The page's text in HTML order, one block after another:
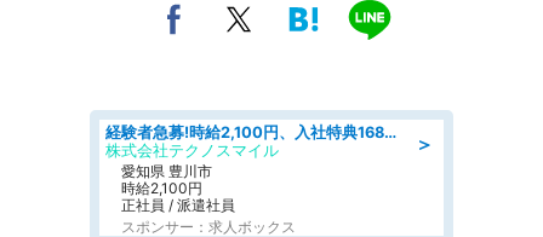
＞
経験者急募!時給2,100円、入社特典168万円の自動車製造業務/トヨタ自動車/tutumi
株式会社テクノスマイル
愛知県 豊川市
時給2,100円
正社員 / 派遣社員
スポンサー：求人ボックス